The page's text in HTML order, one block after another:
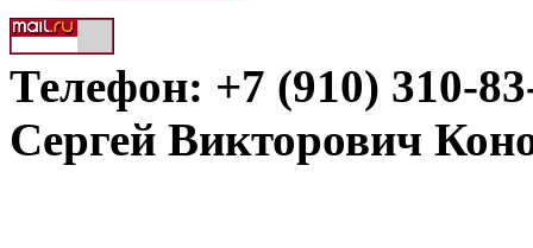
Телефон: +7 (910) 310-
Сергей Викторович